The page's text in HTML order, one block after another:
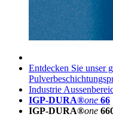
Entdecken Sie unser
Industrie
IGP-DURA®one 66
IGP-DURA®one